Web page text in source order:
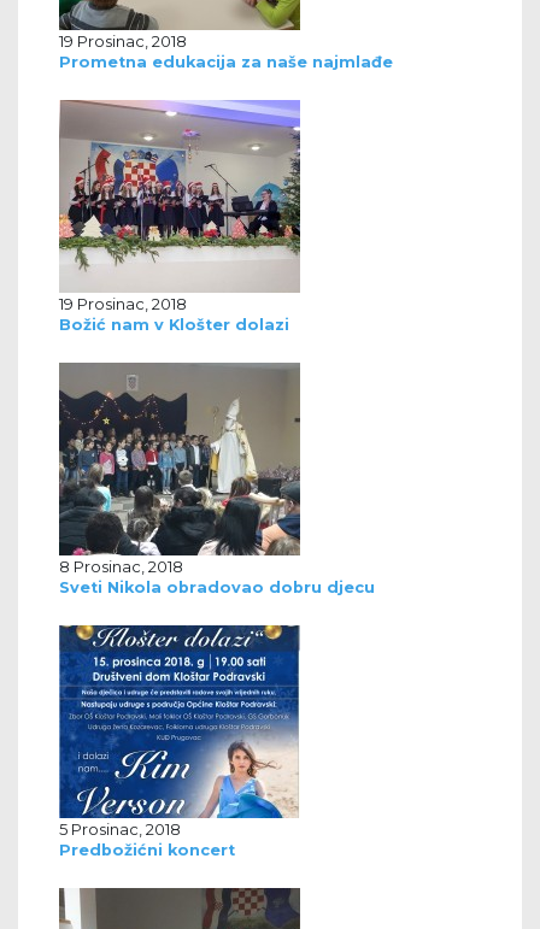
19 Prosinac, 2018
Prometna edukacija za naše najmlađe
19 Prosinac, 2018
Božić nam v Klošter dolazi
8 Prosinac, 2018
Sveti Nikola obradovao dobru djecu
5 Prosinac, 2018
Predbožićni koncert